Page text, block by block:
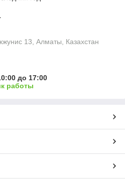
13, Алматы, Казахстан
до 17:00
работы